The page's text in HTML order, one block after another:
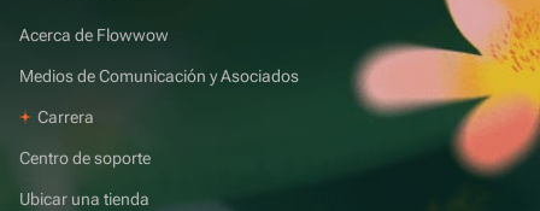
Acerca de Flowwow
Medios de Comunicación y Asociados
Carrera
Centro de soporte
Ubicar una tienda